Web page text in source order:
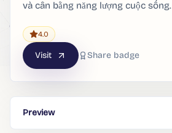
và cân bằng năng lượng cuộc sống.
4.0
Visit Share badge
Preview